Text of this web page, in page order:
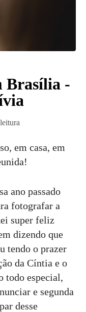
Brasília -
em casa, em
ano passado
fotografar a
super feliz
dizendo que
tendo o prazer
da Cíntia e o
todo especial,
e segunda
desse